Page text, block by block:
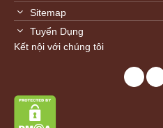
Sitemap
Tuyển Dụng
Kết nội với chúng tôi